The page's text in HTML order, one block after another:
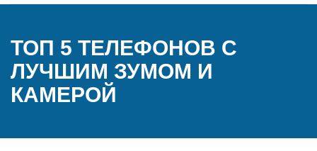
ТОП 5 ТЕЛЕФОНОВ С
ЛУЧШИМ ЗУМОМ И
КАМЕРОЙ